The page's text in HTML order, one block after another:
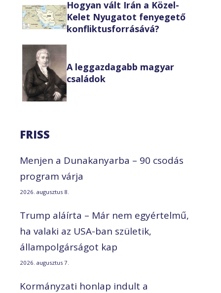
Hogyan vált Irán a Közel-
Kelet Nyugatot fenyegető
konfliktusforrásává?
A leggazdagabb magyar
családok
FRISS
Menjen a Dunakanyarba – 90 csodás
program várja
2026. augusztus 8.
Trump aláírta – Már nem egyértelmű,
ha valaki az USA-ban születik,
állampolgárságot kap
2026. augusztus 7.
Kormányzati honlap indult a